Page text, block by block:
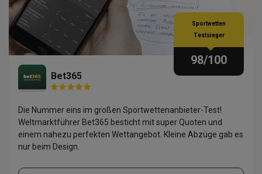
Bet365
Sportwetten
Testsieger
98/100
Die Nummer eins im großen Sportwettenanbieter-Test!
Weltmarktführer Bet365 besticht mit super Quoten und
einem nahezu perfekten Wettangebot. Kleine Abzüge gab es
nur beim Design.